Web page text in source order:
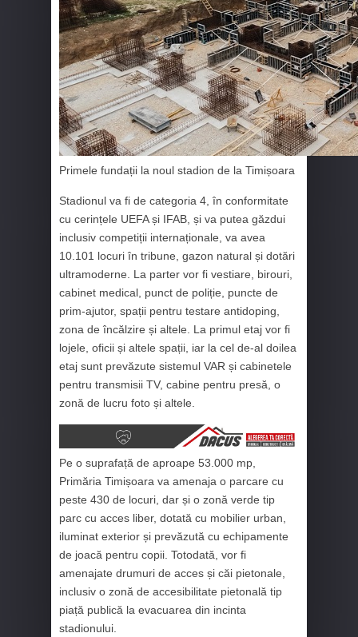
Primele fundații la noul stadion de la Timișoara
Stadionul va fi de categoria 4, în conformitate
cu cerințele UEFA și IFAB, și va putea găzdui
inclusiv competiții internaționale, va avea
10.101 locuri în tribune, gazon natural și dotări
ultramoderne. La parter vor fi vestiare, birouri,
cabinet medical, punct de poliție, puncte de
prim-ajutor, spații pentru testare antidoping,
zona de încălzire și altele. La primul etaj vor fi
lojele, oficii și altele spații, iar la cel de-al doilea
etaj sunt prevăzute sistemul VAR și cabinetele
pentru transmisii TV, cabine pentru presă, o
zonă de lucru foto și altele.
Pe o suprafață de aproape 53.000 mp,
Primăria Timișoara va amenaja o parcare cu
peste 430 de locuri, dar și o zonă verde tip
parc cu acces liber, dotată cu mobilier urban,
iluminat exterior și prevăzută cu echipamente
de joacă pentru copii. Totodată, vor fi
amenajate drumuri de acces și căi pietonale,
inclusiv o zonă de accesibilitate pietonală tip
piață publică la evacuarea din incinta
stadionului.